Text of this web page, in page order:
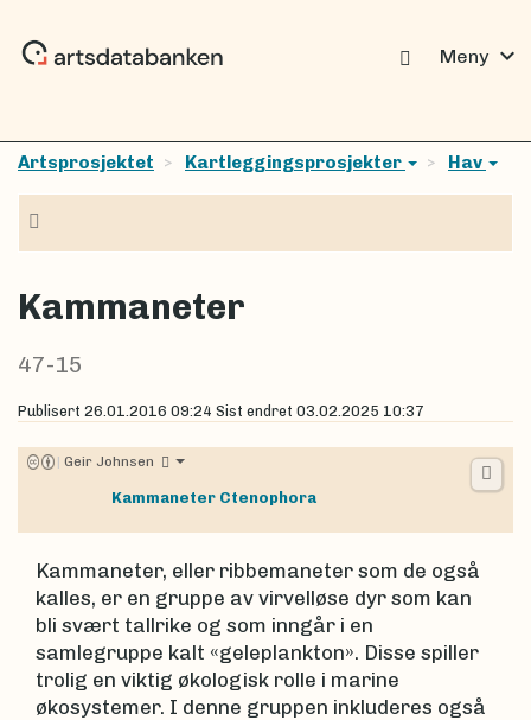
Meny expand_more
Artsprosjektet Kartleggingsprosjekter Hav
Kammaneter
47-15
Publisert 26.01.2016 09:24 Sist endret 03.02.2025 10:37
| Geir Johnsen
Kammaneter Ctenophora
Kammaneter, eller ribbemaneter som de også
kalles, er en gruppe av virvelløse dyr som kan
bli svært tallrike og som inngår i en
samlegruppe kalt «geleplankton». Disse spiller
trolig en viktig økologisk rolle i marine
økosystemer. I denne gruppen inkluderes også